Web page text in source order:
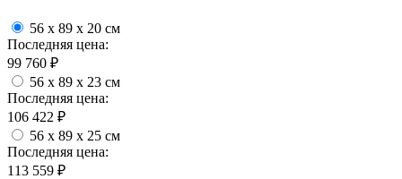
56 x 89 x 20 см
Последняя цена:
99 760 ₽
56 x 89 x 23 см
Последняя цена:
106 422 ₽
56 x 89 x 25 см
Последняя цена:
113 559 ₽